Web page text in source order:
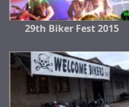
29th Biker Fest 2015